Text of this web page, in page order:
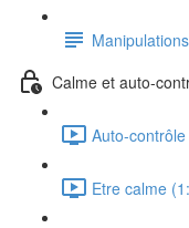
Calme et auto-
Auto-
Etre calme